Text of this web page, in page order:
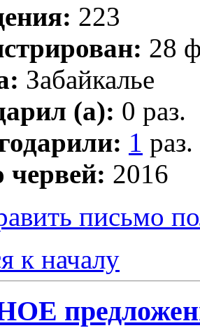
223
28
Забайкалье
(а): 0 раз.
1 раз.
червей: 2016
письмо
к началу